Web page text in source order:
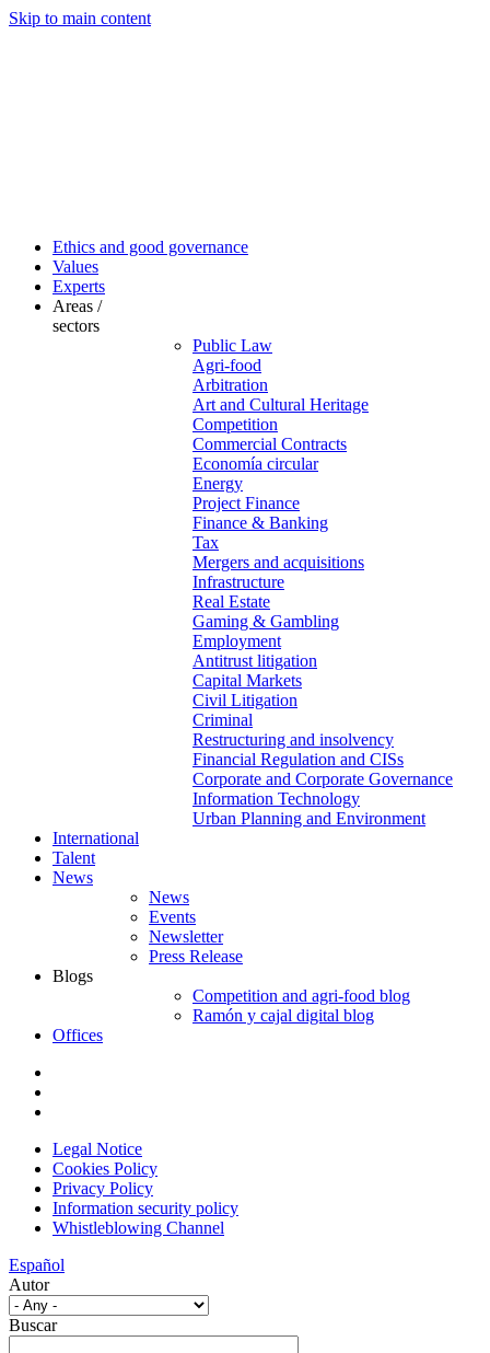
Skip to main content
Ethics and good governance
Values
Experts
Areas /
sectors
Public Law
Agri-food
Arbitration
Art and Cultural Heritage
Competition
Commercial Contracts
Economía circular
Energy
Project Finance
Finance & Banking
Tax
Mergers and acquisitions
Infrastructure
Real Estate
Gaming & Gambling
Employment
Antitrust litigation
Capital Markets
Civil Litigation
Criminal
Restructuring and insolvency
Financial Regulation and CISs
Corporate and Corporate Governance
Information Technology
Urban Planning and Environment
International
Talent
News
News
Events
Newsletter
Press Release
Blogs
Competition and agri-food blog
Ramón y cajal digital blog
Offices
Legal Notice
Cookies Policy
Privacy Policy
Information security policy
Whistleblowing Channel
Español
Autor
Buscar